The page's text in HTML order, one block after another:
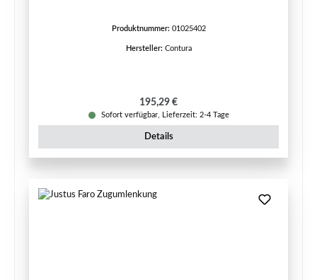
Produktnummer: 01025402
Hersteller: Contura
Regulärer Preis:
195,29 €
Sofort verfügbar, Lieferzeit: 2-4 Tage
Details